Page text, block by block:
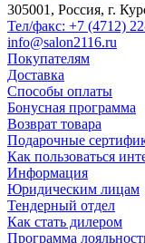
305001, Россия, г.
Тел/факс: +7 (4712)
info@salon2116.ru
Покупателям
Доставка
Способы оплаты
Бонусная программа
Возврат товара
Подарочные
Как пользоваться
Информация
Юридическим лицам
Тендерный отдел
Как стать дилером
Программа